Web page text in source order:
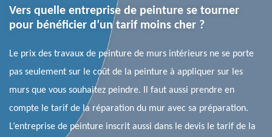
Vers quelle entreprise de peinture se tourner
pour bénéficier d’un tarif moins cher ?
Le prix des travaux de peinture de murs intérieurs ne se porte
pas seulement sur le coût de la peinture à appliquer sur les
murs que vous souhaitez peindre. Il faut aussi prendre en
compte le tarif de la réparation du mur avec sa préparation.
L’entreprise de peinture inscrit aussi dans le devis le tarif de la